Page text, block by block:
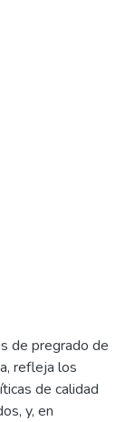
de pregrado de
refleja los
de calidad
y, en